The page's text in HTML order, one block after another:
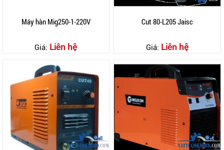
Máy hàn Mig250-1-220V
Giá: Liên hệ
Cut 80-L205 Jaisc
Giá: Liên hệ